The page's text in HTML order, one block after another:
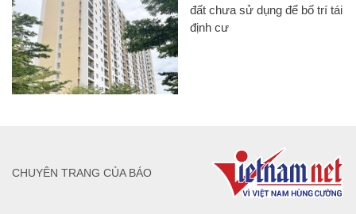
đất chưa sử dụng để bố trí tái
định cư
CHUYÊN TRANG CỦA BÁO